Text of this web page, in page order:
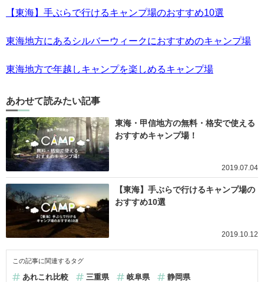
【東海】手ぶらで行けるキャンプ場のおすすめ10選
東海地方にあるシルバーウィークにおすすめのキャンプ場
東海地方で年越しキャンプを楽しめるキャンプ場
あわせて読みたい記事
東海・甲信地方の無料・格安で使える
おすすめキャンプ場！
2019.07.04
【東海】手ぶらで行けるキャンプ場の
おすすめ10選
2019.10.12
この記事に関連するタグ
あれこれ比較 三重県 岐阜県 静岡県